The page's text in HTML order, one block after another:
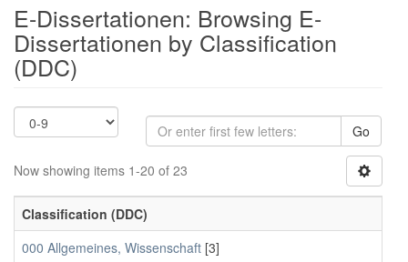
E-Dissertationen: Browsing E-
Dissertationen by Classification
(DDC)
Go
Now showing items 1-20 of 23
Classification (DDC)
000 Allgemeines, Wissenschaft [3]